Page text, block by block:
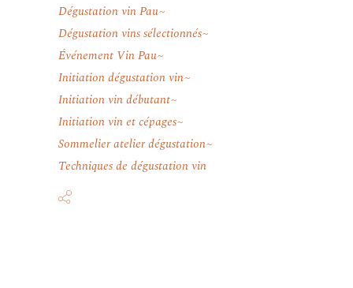
Dégustation vin Pau
Dégustation vins sélectionnés
Événement Vin Pau
Initiation dégustation vin
Initiation vin débutant
Initiation vin et cépages
Sommelier atelier dégustation
Techniques de dégustation vin